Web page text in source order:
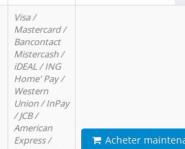
Visa /
Mastercard /
Bancontact
Mistercash /
iDEAL / ING
Home' Pay /
Western
Union / InPay
/ JCB /
American
Express /
Acheter